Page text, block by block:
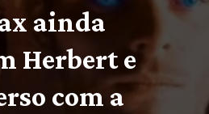
ainda
Herbert e
com a